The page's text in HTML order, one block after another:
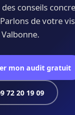
conseils
de votre
Valbonne.
mon audit gratuit
72 20 19 09